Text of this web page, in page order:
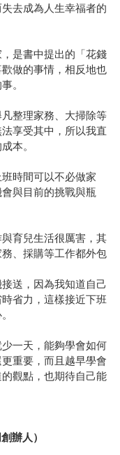
去成為人生幸福者的
是書中提出的「花錢
做的事情，相反地也
。
整理家務、大掃除等
享受其中，所以我直
本。
時間可以不必做家
與目前的挑戰與瓶
育兒生活很厲害，其
、採購等工作都外包
送，因為我知道自己
省力，這樣接近下班
一天，能夠學會如何
重要，而且越早學會
觀點，也期待自己能
辦人）